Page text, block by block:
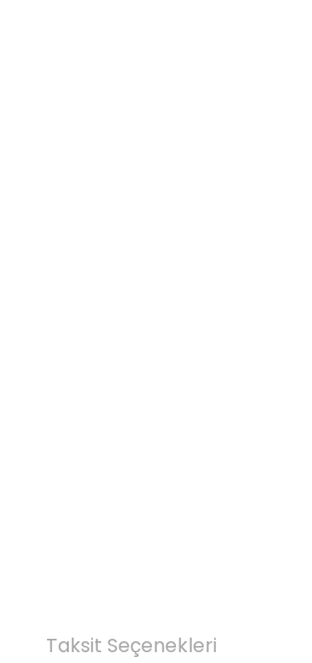
Taksit Seçenekleri